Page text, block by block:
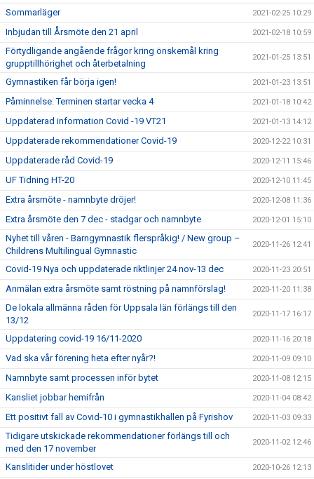
Sommarläger 2021-02-25 10:29
Inbjudan till Årsmöte den 21 april 2021-02-18 10:59
Förtydligande angående frågor kring önskemål kring
grupptillhörighet och återbetalning
2021-01-25 13:51
Gymnastiken får börja igen! 2021-01-23 13:51
Påminnelse: Terminen startar vecka 4 2021-01-18 10:42
Uppdaterad information Covid -19 VT21 2021-01-13 14:12
Uppdaterade rekommendationer Covid-19 2020-12-22 10:31
Uppdaterade råd Covid-19 2020-12-11 15:46
UF Tidning HT-20 2020-12-10 11:45
Extra årsmöte - namnbyte dröjer! 2020-12-08 11:36
Extra årsmöte den 7 dec - stadgar och namnbyte 2020-12-01 15:10
Nyhet till våren - Barngymnastik flerspråkig! / New group –
Childrens Multilingual Gymnastic
2020-11-26 12:41
Covid-19 Nya och uppdaterade riktlinjer 24 nov-13 dec 2020-11-23 20:51
Anmälan extra årsmöte samt röstning på namnförslag! 2020-11-20 11:38
De lokala allmänna råden för Uppsala län förlängs till den
13/12
2020-11-17 16:17
Uppdatering covid-19 16/11-2020 2020-11-16 20:18
Vad ska vår förening heta efter nyår?! 2020-11-09 09:10
Namnbyte samt processen inför bytet 2020-11-08 12:15
Kansliet jobbar hemifrån 2020-11-04 08:42
Ett positivt fall av Covid-10 i gymnastikhallen på Fyrishov 2020-11-03 09:33
Tidigare utskickade rekommendationer förlängs till och
med den 17 november
2020-11-02 12:46
Kanslitider under höstlovet 2020-10-26 12:13